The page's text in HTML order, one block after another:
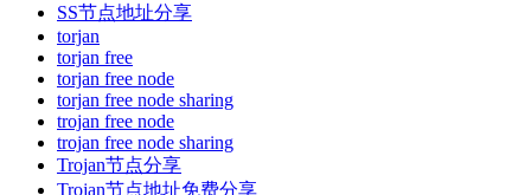
SS节点地址分享
torjan
torjan free
torjan free node
torjan free node sharing
trojan free node
trojan free node sharing
Trojan节点分享
Trojan节点地址免费分享